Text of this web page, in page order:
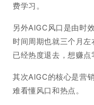
费学习。
另外AIGC风口是由时
时间周期也就三个月
已经热度退去，想赚点
其次AIGC的核心是营
难看懂风口和热点。